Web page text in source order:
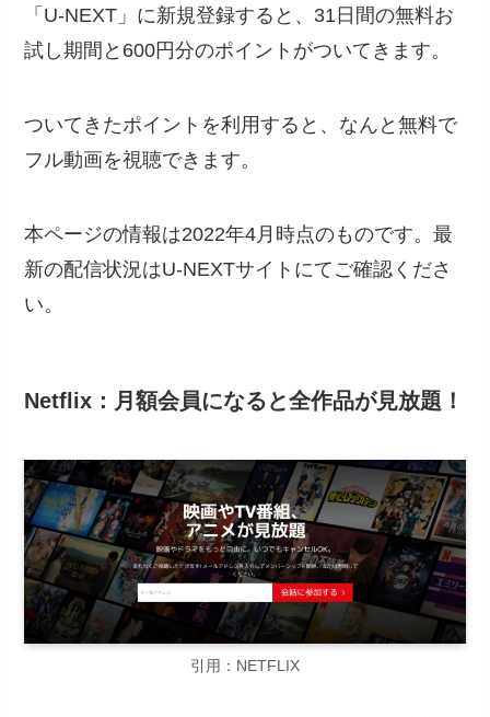
「U-NEXT」に新規登録すると、31日間の無料お
試し期間と600円分のポイントがついてきます。
ついてきたポイントを利用すると、なんと無料で
フル動画を視聴できます。
本ページの情報は2022年4月時点のものです。最
新の配信状況はU-NEXTサイトにてご確認くださ
い。
Netflix：月額会員になると全作品が見放題！
引用：NETFLIX